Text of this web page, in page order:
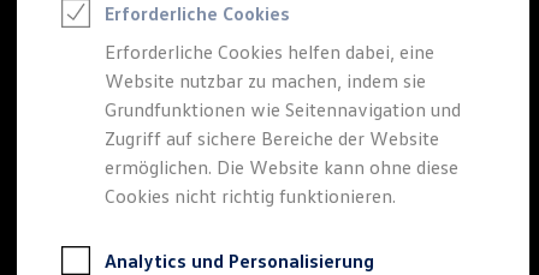
Elektroauto Leasing
Kleinwagen-Leasing
Leasing ohne Anzahlung
Finanzierung
Autokredit mit Schlussrate
Versicherungen und Garantien
Kfz-Versicherung
Restschuldversicherungen
Garantien
Professional Class bei Volkswagen
Erforderliche Cookies
Erforderliche Cookies helfen dabei, eine
Website nutzbar zu machen, indem sie
Grundfunktionen wie Seitennavigation und
Zugriff auf sichere Bereiche der Website
ermöglichen. Die Website kann ohne diese
Cookies nicht richtig funktionieren.
Analytics und Personalisierung